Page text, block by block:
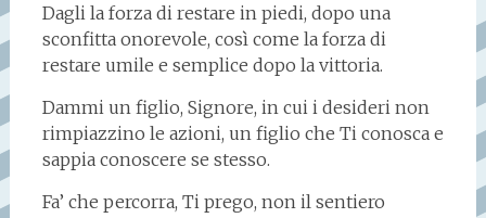
Dagli la forza di restare in piedi, dopo una
sconfitta onorevole, così come la forza di
restare umile e semplice dopo la vittoria.
Dammi un figlio, Signore, in cui i desideri non
rimpiazzino le azioni, un figlio che Ti conosca e
sappia conoscere se stesso.
Fa’ che percorra, Ti prego, non il sentiero